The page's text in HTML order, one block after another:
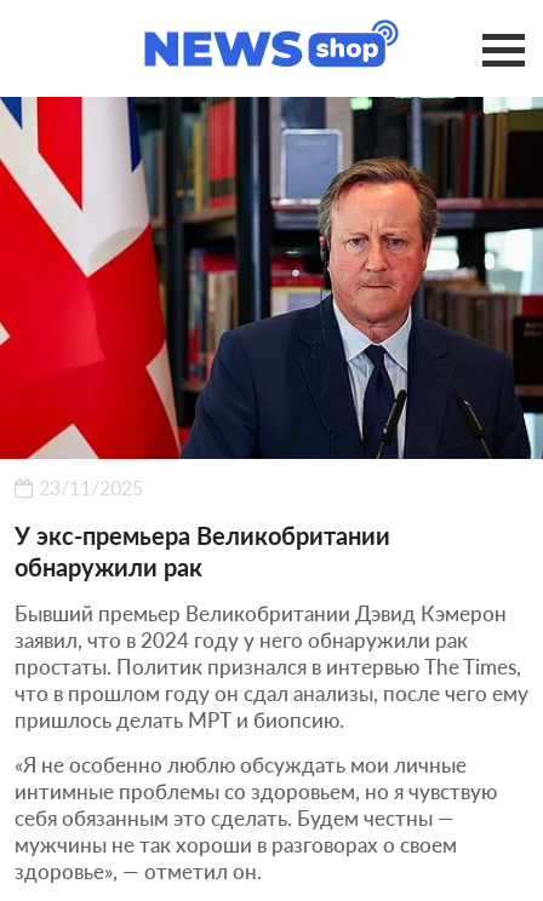
23/11/2025
У экс-премьера Великобритании
обнаружили рак
Бывший премьер Великобритании Дэвид Кэмерон
заявил, что в 2024 году у него обнаружили рак
простаты. Политик признался в интервью The Times,
что в прошлом году он сдал анализы, после чего ему
пришлось делать МРТ и биопсию.
«Я не особенно люблю обсуждать мои личные
интимные проблемы со здоровьем, но я чувствую
себя обязанным это сделать. Будем честны —
мужчины не так хороши в разговорах о своем
здоровье», — отметил он.